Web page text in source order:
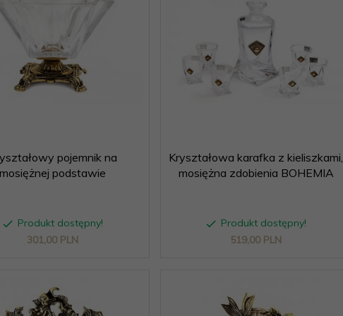
pojemnik na
mosiężnej podstawie
Produkt dostępny!
301,00 PLN
Kryształowa karafka z kieliszkami,
mosiężna zdobienia BOHEMIA
Produkt dostępny!
519,00 PLN